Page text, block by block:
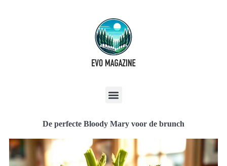
De perfecte Bloody Mary voor de brunch